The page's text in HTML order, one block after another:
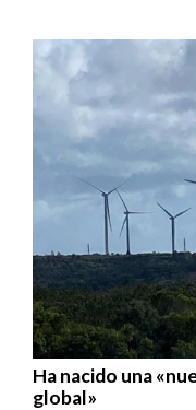
Ha nacido una
global»